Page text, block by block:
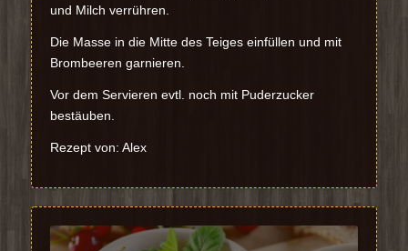
und Milch verrühren.
Die Masse in die Mitte des Teiges einfüllen und mit
Brombeeren garnieren.
Vor dem Servieren evtl. noch mit Puderzucker
bestäuben.
Rezept von: Alex